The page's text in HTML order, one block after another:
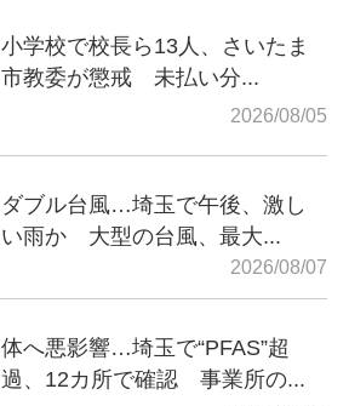
小学校で校長ら13人、さいたま
市教委が懲戒 未払い分...
2026/08/05
ダブル台風…埼玉で午後、激し
い雨か 大型の台風、最大...
2026/08/07
体へ悪影響…埼玉で“PFAS”超
過、12カ所で確認 事業所の...